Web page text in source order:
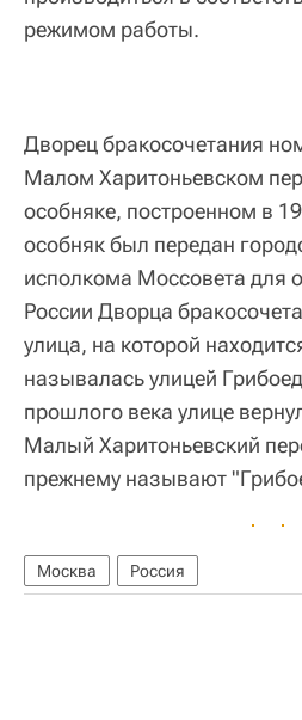
режимом работы.
Дворец бракосочетания
Малом Харитоньевском
особняке, построенном в
особняк был передан
исполкома Моссовета для
России Дворца
улица, на которой
называлась улицей
прошлого века улице
Малый Харитоньевский
прежнему называют
Москва Россия